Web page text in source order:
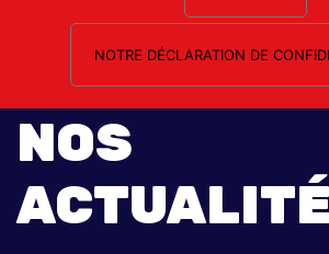
NOS
NOTRE DÉCLARATION DE